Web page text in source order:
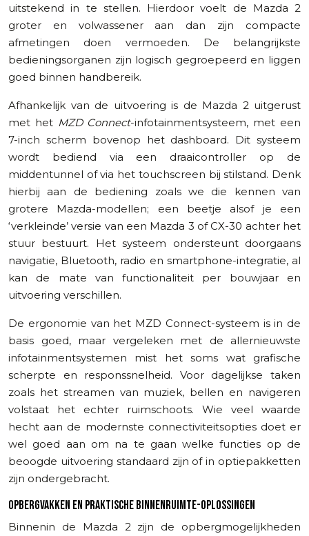
uitstekend in te stellen. Hierdoor voelt de Mazda 2
groter en volwassener aan dan zijn compacte
afmetingen doen vermoeden. De belangrijkste
bedieningsorganen zijn logisch gegroepeerd en liggen
goed binnen handbereik.
Afhankelijk van de uitvoering is de Mazda 2 uitgerust
met het MZD Connect-infotainmentsysteem, met een
7-inch scherm bovenop het dashboard. Dit systeem
wordt bediend via een draaicontroller op de
middentunnel of via het touchscreen bij stilstand. Denk
hierbij aan de bediening zoals we die kennen van
grotere Mazda-modellen; een beetje alsof je een
‘verkleinde’ versie van een Mazda 3 of CX-30 achter het
stuur bestuurt. Het systeem ondersteunt doorgaans
navigatie, Bluetooth, radio en smartphone-integratie, al
kan de mate van functionaliteit per bouwjaar en
uitvoering verschillen.
De ergonomie van het MZD Connect-systeem is in de
basis goed, maar vergeleken met de allernieuwste
infotainmentsystemen mist het soms wat grafische
scherpte en responssnelheid. Voor dagelijkse taken
zoals het streamen van muziek, bellen en navigeren
volstaat het echter ruimschoots. Wie veel waarde
hecht aan de modernste connectiviteitsopties doet er
wel goed aan om na te gaan welke functies op de
beoogde uitvoering standaard zijn of in optiepakketten
zijn ondergebracht.
OPBERGVAKKEN EN PRAKTISCHE BINNENRUIMTE-OPLOSSINGEN
Binnenin de Mazda 2 zijn de opbergmogelijkheden